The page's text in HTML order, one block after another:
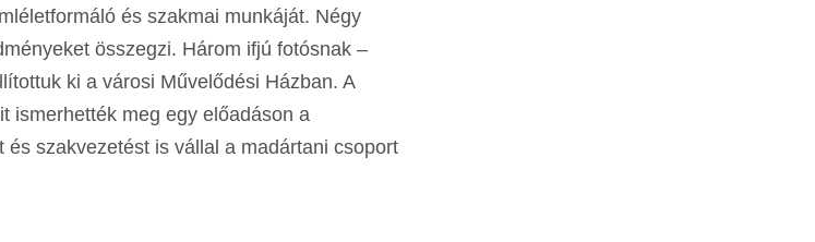
és szakmai munkáját. Négy
összegzi. Három ifjú fotósnak –
ki a városi Művelődési Házban. A
ismerhették meg egy előadáson a
szakvezetést is vállal a madártani csoport